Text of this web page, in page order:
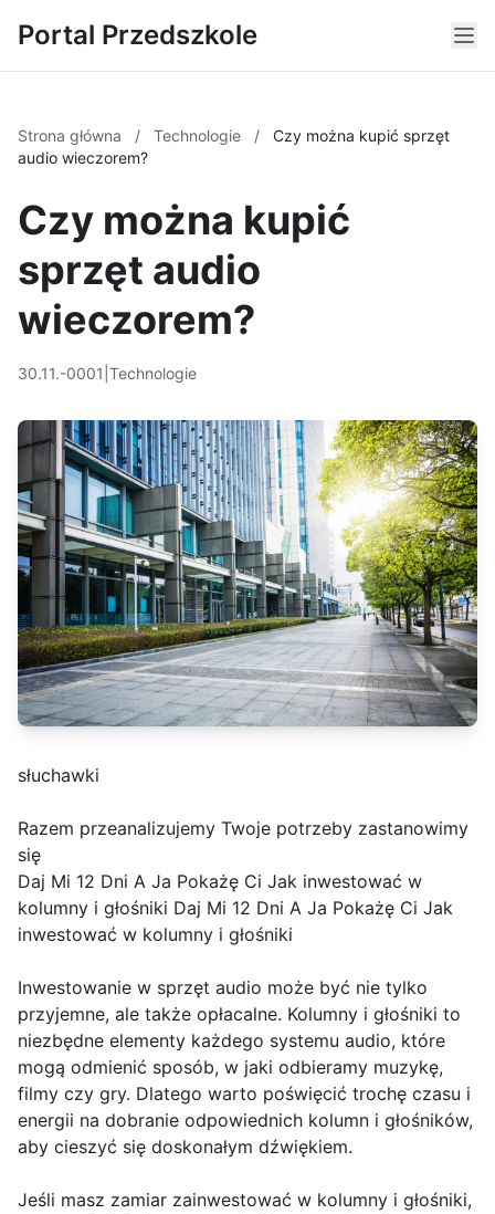
Portal Przedszkole
Strona główna / Technologie /
Czy można kupić sprzęt
audio wieczorem?
Czy można kupić
sprzęt audio
wieczorem?
30.11.-0001 Technologie
słuchawki
Razem przeanalizujemy Twoje potrzeby zastanowimy
się
Daj Mi 12 Dni A Ja Pokażę Ci Jak inwestować w
kolumny i głośniki Daj Mi 12 Dni A Ja Pokażę Ci Jak
inwestować w kolumny i głośniki
Inwestowanie w sprzęt audio może być nie tylko
przyjemne, ale także opłacalne. Kolumny i głośniki to
niezbędne elementy każdego systemu audio, które
mogą odmienić sposób, w jaki odbieramy muzykę,
filmy czy gry. Dlatego warto poświęcić trochę czasu i
energii na dobranie odpowiednich kolumn i głośników,
aby cieszyć się doskonałym dźwiękiem.
Jeśli masz zamiar zainwestować w kolumny i głośniki,